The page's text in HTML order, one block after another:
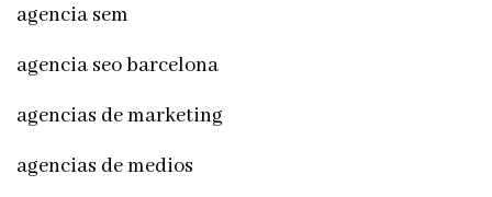
agencia sem
agencia seo barcelona
agencias de marketing
agencias de medios